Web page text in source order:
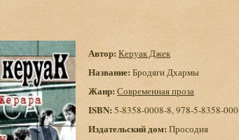
Автор: Керуак Джек
Название: Бродяги Дхармы
Жанр: Современная проза
ISBN: 5-8358-0008-8, 978-5-8358-
Издательский дом: Просодия